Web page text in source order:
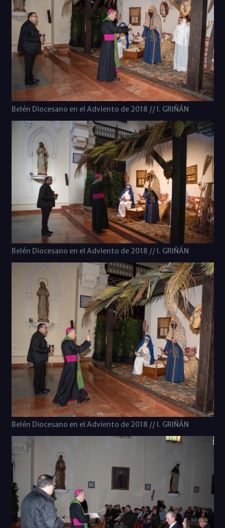
Belén Diocesano en el Adviento de 2018 // I. GRIÑÁN
Belén Diocesano en el Adviento de 2018 // I. GRIÑÁN
Belén Diocesano en el Adviento de 2018 // I. GRIÑÁN